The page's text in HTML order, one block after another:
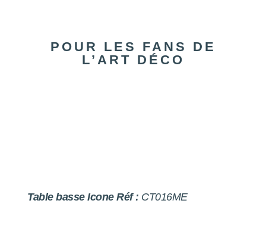
POUR LES FANS DE
L’ART DÉCO
Table basse Icone Réf : CT016ME